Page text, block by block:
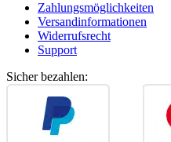
Zahlungsmöglichkeiten
Versandinformationen
Widerrufsrecht
Support
Sicher bezahlen: